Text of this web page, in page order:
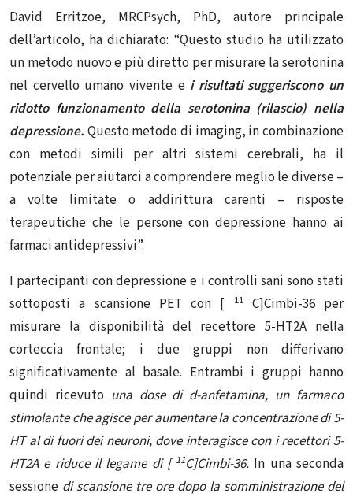
David Erritzoe, MRCPsych, PhD, autore principale
dell’articolo, ha dichiarato: “Questo studio ha utilizzato
un metodo nuovo e più diretto per misurare la serotonina
nel cervello umano vivente ei risultati suggeriscono un
ridotto funzionamento della serotonina (rilascio) nella
depressione. Questo metodo di imaging, in combinazione
con metodi simili per altri sistemi cerebrali, ha il
potenziale per aiutarci a comprendere meglio le diverse –
a volte limitate o addirittura carenti – risposte
terapeutiche che le persone con depressione hanno ai
farmaci antidepressivi”.
I partecipanti con depressione e i controlli sani sono stati
sottoposti a scansione PET con [
11C]Cimbi-36 per
misurare la disponibilità del recettore 5-HT2A nella
corteccia frontale; i due gruppi non differivano
significativamente al basale. Entrambi i gruppi hanno
quindi ricevuto una dose di d-anfetamina, un farmaco
stimolante che agisce per aumentare la concentrazione di 5-
HT al di fuori dei neuroni, dove interagisce con i recettori 5-
HT2A e riduce il legame di [ 11C]Cimbi-36. In una seconda
sessione di scansione tre ore dopo la somministrazione del